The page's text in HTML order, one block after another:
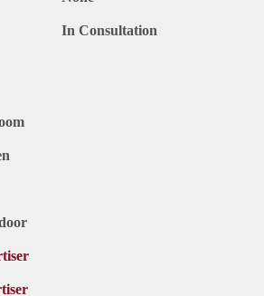
periode maximaal 24maanden
april 2021.
g/w/e, tv, internet en
In Consultation